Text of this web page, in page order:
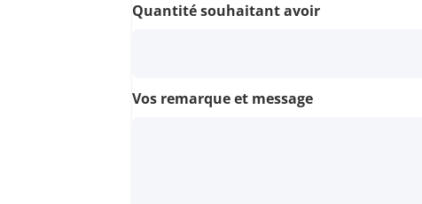
Quantité souhaitant avoir
Vos remarque et message